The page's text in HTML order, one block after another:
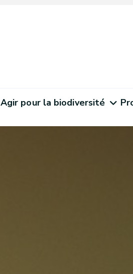
Agir pour la biodiversité